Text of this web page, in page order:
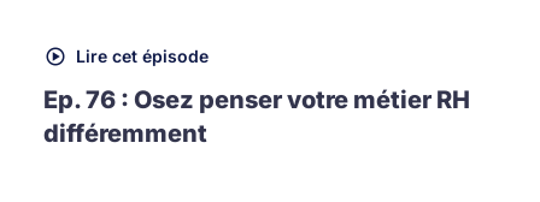
Lire cet épisode
Ep. 76 : Osez penser votre métier RH
différemment